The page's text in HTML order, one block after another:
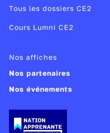
Tous les dossiers CE2
Cours Lumni CE2
Nos affiches
Nos partenaires
Nos événements